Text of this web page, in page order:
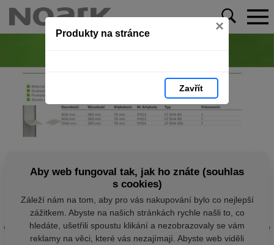
Produkty na stránce ×
Zavřít
Aby web fungoval tak, jak ho znáte (souhlas
s cookies)
Záleží nám na tom, aby pro vás nakupování bylo co nejlepší
zážitkem. Abyste na našich stránkách rychle našli to, co
hledáte, ušetřili spoustu klikání a nezobrazovaly se vám
reklamy na věci, které vás nezajímají. Abyste web viděli